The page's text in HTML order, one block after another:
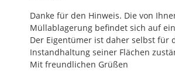
Danke für den Hinweis. Die von
Müllablagerung befindet sich auf
Der Eigentümer ist daher selbst für
Instandhaltung seiner Flächen
Mit freundlichen Grüßen